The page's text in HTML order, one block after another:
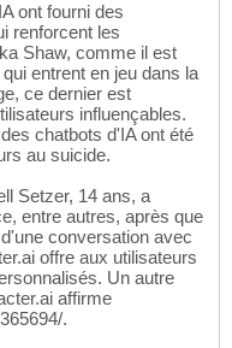
ont fourni des
renforcent les
Shaw, comme il est
entrent en jeu dans la
ce dernier est
influençables.
chatbots d'IA ont été
au suicide.
Setzer, 14 ans, a
entre autres, après que
conversation avec
offre aux utilisateurs
Un autre
affirme
.